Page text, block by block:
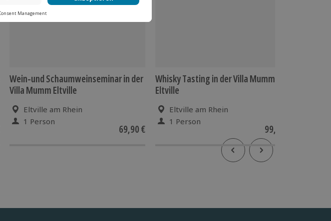
Wein-und Schaumweinseminar in der
Villa Mumm Eltville
Eltville am Rhein
1 Person
69,90 €
Whisky Tasting in der Villa Mumm
Eltville
Eltville am Rhein
1 Person
99,90 €